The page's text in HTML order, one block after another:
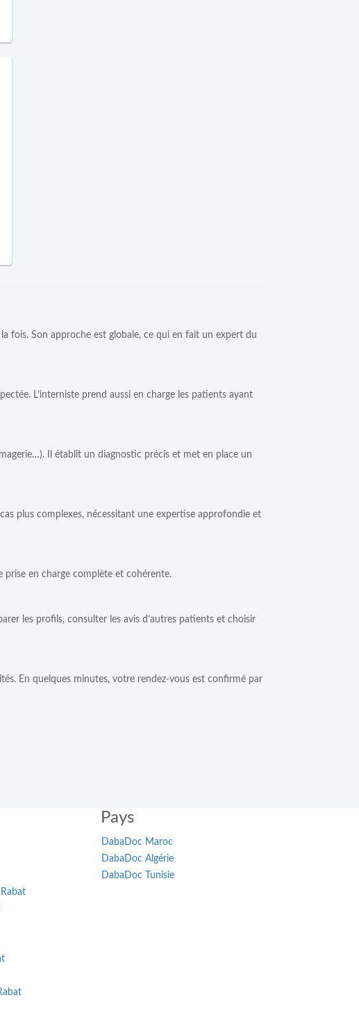
fois. Son approche est globale, ce qui en fait un expert du
L’interniste prend aussi en charge les patients ayant
Il établit un diagnostic précis et met en place un
plus complexes, nécessitant une expertise approfondie et
prise en charge complète et cohérente.
les profils, consulter les avis d’autres patients et choisir
En quelques minutes, votre rendez-vous est confirmé par
Pays
DabaDoc Maroc
DabaDoc Algérie
DabaDoc Tunisie